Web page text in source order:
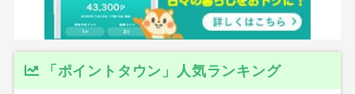
「ポイントタウン」人気ランキング